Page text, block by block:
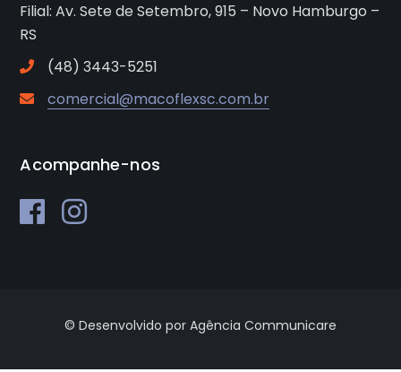
Filial: Av. Sete de Setembro, 915 – Novo Hamburgo –
RS
(48) 3443-5251
comercial@macoflexsc.com.br
Acompanhe-nos
© Desenvolvido por Agência Communicare